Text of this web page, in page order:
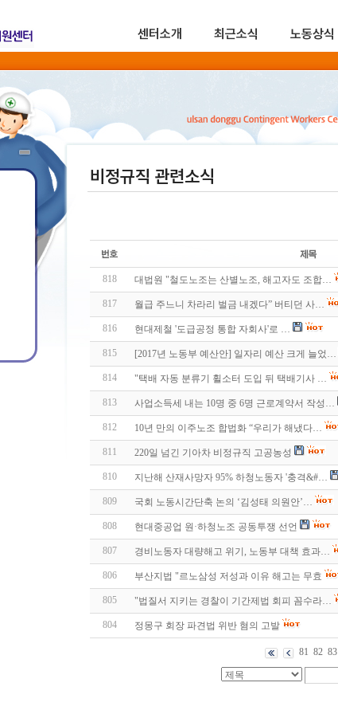
센터소개 최근소식 노동상식
비정규직 관련소식
818 대법원 "철도노조는 산별노조, 해고자도 조합…
817 월급 주느니 차라리 벌금 내겠다” 버티던 사…
816 현대제철 '도급공정 통합 자회사'로 …
815 [2017년 노동부 예산안] 일자리 예산 크게 늘었…
814 "택배 자동 분류기 휠소터 도입 뒤 택배기사 …
813 사업소득세 내는 10명 중 6명 근로계약서 작성…
812 10년 만의 이주노조 합법화 “우리가 해냈다…
811 220일 넘긴 기아차 비정규직 고공농성
810 지난해 산재사망자 95% 하청노동자 '충격&#…
809 국회 노동시간단축 논의 ‘김성태 의원안’…
808 현대중공업 원·하청노조 공동투쟁 선언
807 경비노동자 대량해고 위기, 노동부 대책 효과…
806 부산지법 "르노삼성 저성과 이유 해고는 무효
805 "법질서 지키는 경찰이 기간제법 회피 꼼수라…
804 정몽구 회장 파견법 위반 혐의 고발
81 82 83